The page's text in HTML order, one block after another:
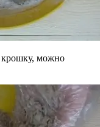
крошку, можно